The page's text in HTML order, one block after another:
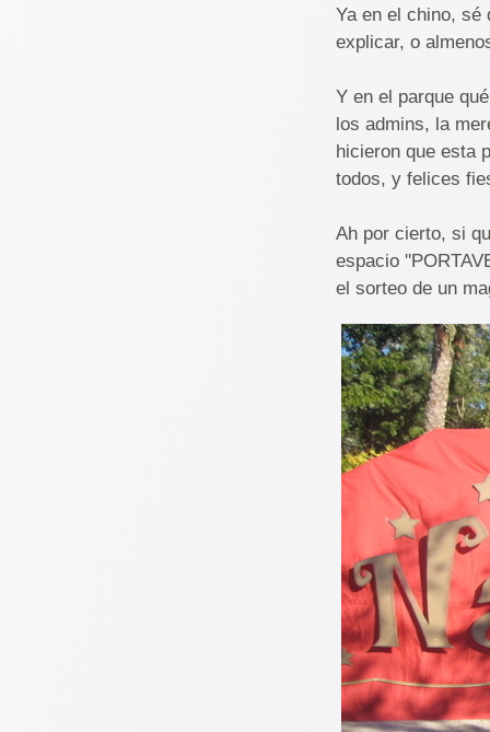
Ya en el chino, sé
explicar, o
Y en el parque
los admins, la
hicieron que esta
todos, y felices
Ah por cierto, si
espacio
el sorteo de un